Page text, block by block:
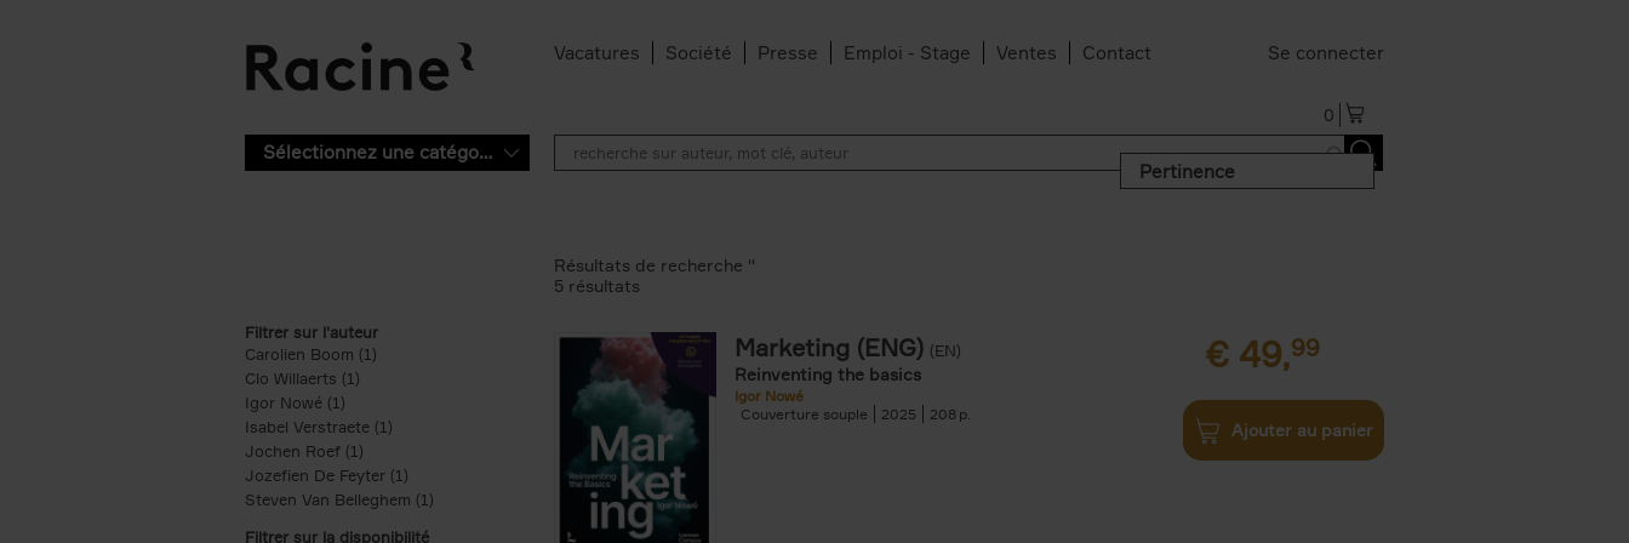
Vacatures Société Presse Emploi - Stage Ventes Contact Se connecter
0
Sélectionnez une catégorie
Pertinence
Filtrer sur l'auteur
Carolien Boom (1)
Clo Willaerts (1)
Igor Nowé (1)
Isabel Verstraete (1) Apply Isabel Verstraete filter
Jochen Roef (1)
Jozefien De Feyter (1) Apply Jozefien De Feyter filter
Steven Van Belleghem (1) Apply Steven Van Belleghem filter
Filtrer sur la disponibilité
Résultats de recherche ''
5 résultats
Marketing (ENG) (EN)
Reinventing the basics
Igor Nowé
Couverture souple
2025 208
€ 49,99
Ajouter au panier